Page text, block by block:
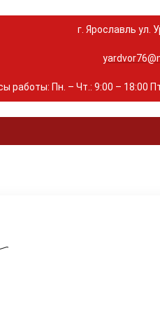
г. Ярославль ул.
работы: Пн. – Чт.: 9:00 – 18:00